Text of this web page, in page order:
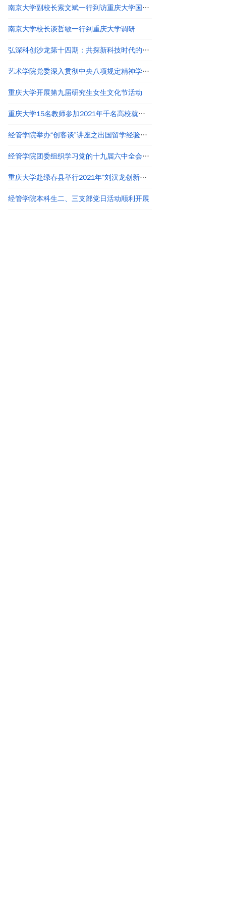
南京大学副校长索文斌一行到访重庆大学国家卓越工程师学院
南京大学校长谈哲敏一行到重庆大学调研
弘深科创沙龙第十四期：共探新科技时代的创新创业与职业发展
艺术学院党委深入贯彻中央八项规定精神学习教育读书班结业
重庆大学开展第九届研究生女生文化节活动
重庆大学15名教师参加2021年千名高校就业工作者专题培训
经管学院举办“创客谈”讲座之出国留学经验分享
经管学院团委组织学习党的十九届六中全会精神
重庆大学赴绿春县举行2021年“刘汉龙创新团队龙之梦”奖助学金颁发仪式
经管学院本科生二、三支部党日活动顺利开展